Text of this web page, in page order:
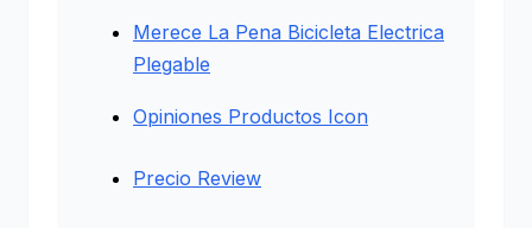
Merece La Pena Bicicleta Electrica
Plegable
Opiniones Productos Icon
Precio Review